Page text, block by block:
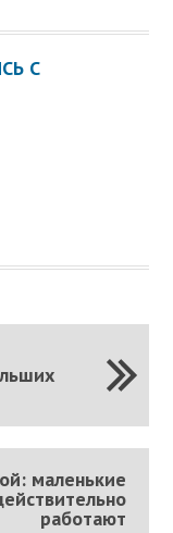
С
маленькие
работают